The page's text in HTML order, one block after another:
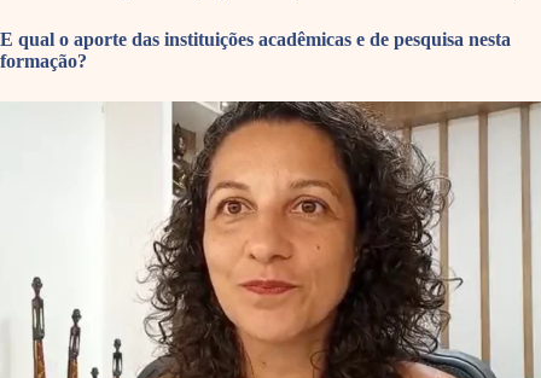
E qual o aporte das instituições acadêmicas e de pesquisa nesta
formação?